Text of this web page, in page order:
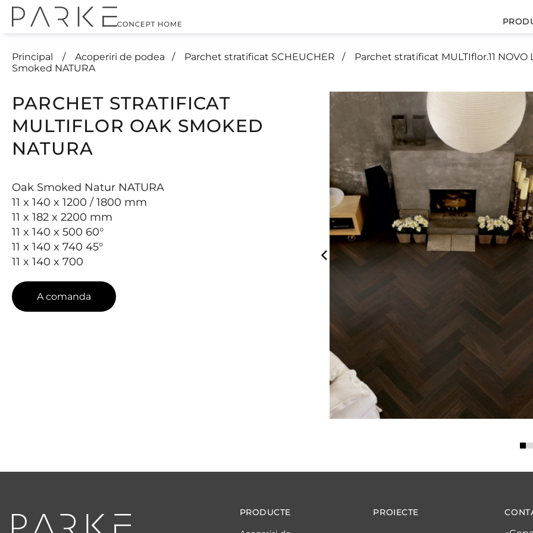
Principal Acoperiri de podea Parchet stratificat SCHEUCHER
Parchet stratificat MULTIflor.11 NOVO
Smoked NATURA
PARCHET STRATIFICAT
MULTIFLOR OAK SMOKED
NATURA
Oak Smoked Natur NATURA
11 x 140 x 1200 / 1800 mm
11 x 182 x 2200 mm
11 x 140 x 500 60°
11 x 140 x 740 45°
11 x 140 x 700
A comanda
PRODUCTE
PROIECTE